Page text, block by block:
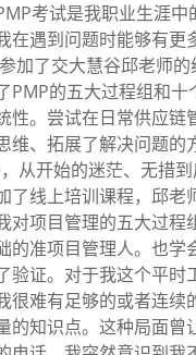
考试是我职业生涯
遇到问题时能够有更
加了交大慧谷邱老师
PMP的五大过程组和
性。尝试在日常供应
、拓展了解决问题的
从开始的迷茫、无措
了线上培训课程，邱
对项目管理的五大过
的准项目管理人。也
验证。对于我这个平
很难有足够的或者连
的知识点。这种局面